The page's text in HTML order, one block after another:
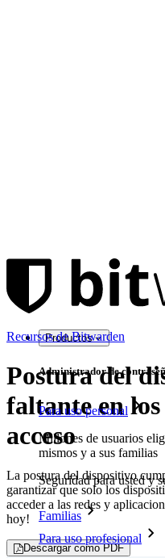
Productos
Administrador de
Para uso personal
Millones de usuarios
mismos y a sus familias
Seguridad para usted y
Familias
Para uso profesional
Recursos de Bitwarden
Postura del
faltante en
acceso
La postura del dispositivo
garantizar que solo los
acceder a las redes y
hoy!
Descargar como PDF